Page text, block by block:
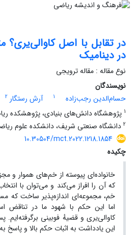
در تقابل با اصل کاوالی‌یری؟
در دینامیک
نوع مقاله : مقاله ترویجی
نویسندگان
حسام‌الدین رجب‌زاده
1 آرش رستگار 2
1 پژوهشگاه دانش‌های بنیادی،‌ پژوهشکده
2 دانشگاه صنعتی شریف، دانشکده علوم
10.30504/mct.2022.1218.1854
چکیده
خانواده‌ای پیوسته از خم‌‌های هموار و
که آن را افراز می‌کند و می‌توان با
کاوالی‌یری و قضیهٔ فوبینی
این یادداشت به اثبات حکم بالا و پاسخ